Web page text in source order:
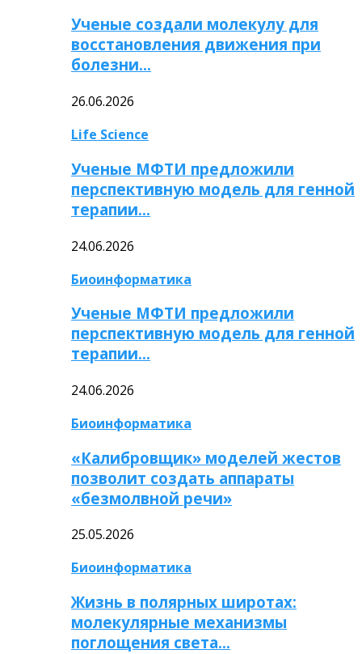
Ученые создали молекулу для
восстановления движения при
болезни…
26.06.2026
Life Science
Ученые МФТИ предложили
перспективную модель для генной
терапии…
24.06.2026
Биоинформатика
Ученые МФТИ предложили
перспективную модель для генной
терапии…
24.06.2026
Биоинформатика
«Калибровщик» моделей жестов
позволит создать аппараты
«безмолвной речи»
25.05.2026
Биоинформатика
Жизнь в полярных широтах:
молекулярные механизмы
поглощения света…